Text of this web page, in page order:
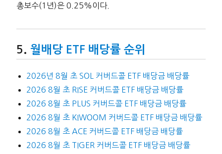
총보수(1년)은 0.25%이다.
월배당 ETF 배당률 순위
2026년 8월 초 SOL 커버드콜 ETF 배당금 배당률
2026 8월 초 RISE 커버드콜 ETF 배당금 배당률
2026 8월 초 PLUS 커버드콜 ETF 배당금 배당률
2026 8월 초 KIWOOM 커버드콜 ETF 배당금 배당률
2026 8월 초 ACE 커버드콜 ETF 배당금 배당률
2026 8월 초 TIGER 커버드콜 ETF 배당금 배당률